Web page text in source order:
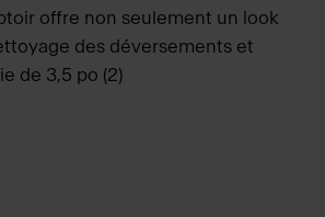
offre non seulement un look
des déversements et
de 3,5 po (2)